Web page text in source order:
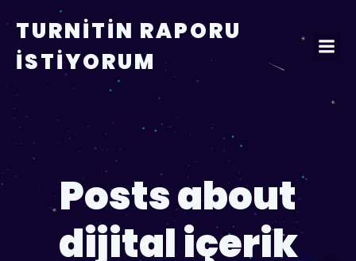
TURNITIN RAPORU
İSTIYORUM
Posts about
dijital içerik